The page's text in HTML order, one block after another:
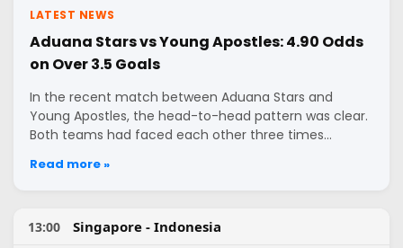
LATEST NEWS
Aduana Stars vs Young Apostles: 4.90 Odds
on Over 3.5 Goals
In the recent match between Aduana Stars and
Young Apostles, the head-to-head pattern was clear.
Both teams had faced each other three times…
Read more »
13:00 Singapore - Indonesia